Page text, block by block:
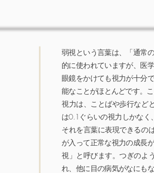
弱視という言葉は、「通常
的に使われていますが、医
眼鏡をかけても視力が十分
能なことがほとんどです。
視力は、ことばや歩行など
は0.1ぐらいの視力しかなく
それを言葉に表現できるの
が入って正常な視力の成長
視」と呼びます。つぎのよ
れ、他に目の病気がなにも